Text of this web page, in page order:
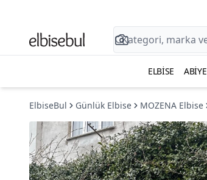
ELBISE ABIYE
ElbiseBul Günlük Elbise MOZENA Elbise